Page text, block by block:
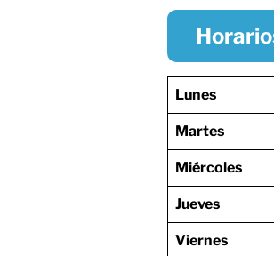
Lunes
Martes
Miércoles
Jueves
Viernes